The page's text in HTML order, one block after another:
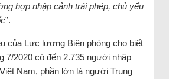
hợp nhập cảnh trái phép, chủ yếu
”.
của Lực lượng Biên phòng cho biết
7/2020 có đến 2.735 người nhập
Nam, phần lớn là người Trung